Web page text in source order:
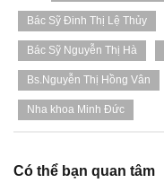
Bác Sỹ Đinh Thị Lệ Thủy
Bác Sỹ Nguyễn Thị Hà
Bs.Nguyễn Thị Hồng Vân
Nha khoa Minh Đức
Có thể bạn quan tâm